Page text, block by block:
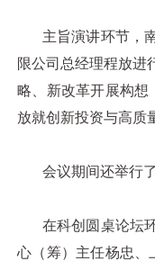
主旨演讲环节，南
限公司总经理程放进
略、新改革开展构想
放就创新投资与高质
会议期间还举行了
在科创圆桌论坛环
心（筹）主任杨忠、